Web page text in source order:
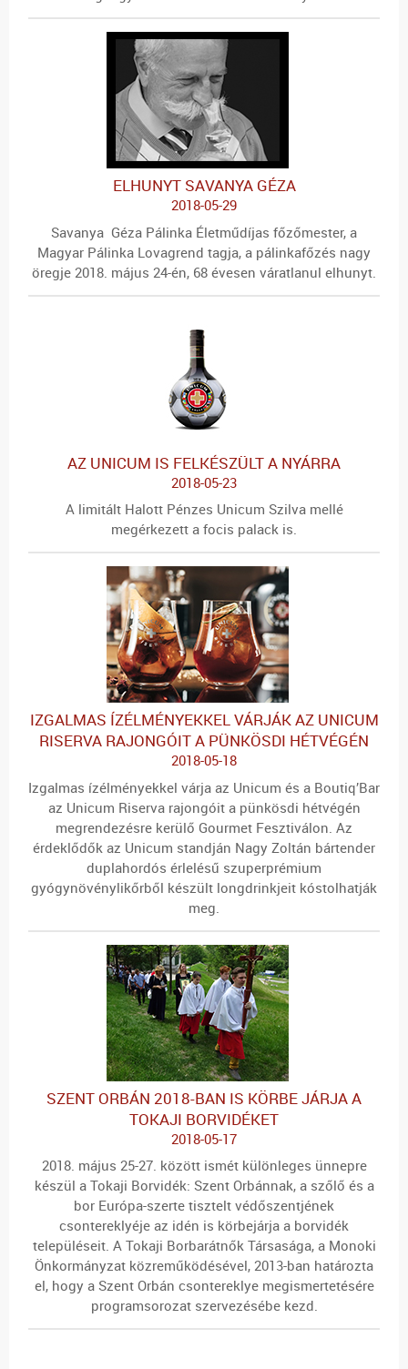
ELHUNYT SAVANYA GÉZA
2018-05-29
Savanya Géza Pálinka Életműdíjas főzőmester, a
Magyar Pálinka Lovagrend tagja, a pálinkafőzés nagy
öregje 2018. május 24-én, 68 évesen váratlanul elhunyt.
AZ UNICUM IS FELKÉSZÜLT A NYÁRRA
2018-05-23
A limitált Halott Pénzes Unicum Szilva mellé
megérkezett a focis palack is.
IZGALMAS ÍZÉLMÉNYEKKEL VÁRJÁK AZ UNICUM
RISERVA RAJONGÓIT A PÜNKÖSDI HÉTVÉGÉN
2018-05-18
Izgalmas ízélményekkel várja az Unicum és a Boutiq’Bar
az Unicum Riserva rajongóit a pünkösdi hétvégén
megrendezésre kerülő Gourmet Fesztiválon. Az
érdeklődők az Unicum standján Nagy Zoltán bártender
duplahordós érlelésű szuperprémium
gyógynövénylikőrből készült longdrinkjeit kóstolhatják
meg.
SZENT ORBÁN 2018-BAN IS KÖRBE JÁRJA A
TOKAJI BORVIDÉKET
2018-05-17
2018. május 25-27. között ismét különleges ünnepre
készül a Tokaji Borvidék: Szent Orbánnak, a szőlő és a
bor Európa-szerte tisztelt védőszentjének
csontereklyéje az idén is körbejárja a borvidék
településeit. A Tokaji Borbarátnők Társasága, a Monoki
Önkormányzat közreműködésével, 2013-ban határozta
el, hogy a Szent Orbán csontereklye megismertetésére
programsorozat szervezésébe kezd.